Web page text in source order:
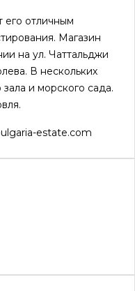
его отличным
Магазин
на ул. Чаттальджи
В нескольких
и морского сада.
estate.com